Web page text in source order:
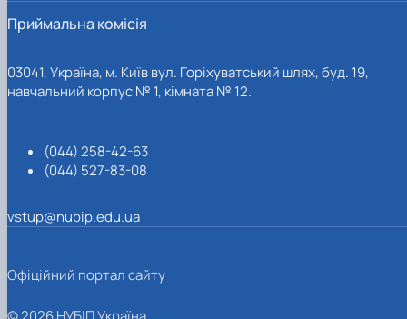
Приймальна комісія
03041, Україна, м. Київ вул. Горіхуватський шлях, буд. 19,
навчальний корпус № 1, кімната № 12.
(044) 258-42-63
(044) 527-83-08
vstup@nubip.edu.ua
Офіційний портал сайту